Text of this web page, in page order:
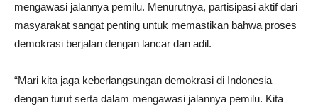
mengawasi jalannya pemilu. Menurutnya, partisipasi aktif dari
masyarakat sangat penting untuk memastikan bahwa proses
demokrasi berjalan dengan lancar dan adil.
“Mari kita jaga keberlangsungan demokrasi di Indonesia
dengan turut serta dalam mengawasi jalannya pemilu. Kita